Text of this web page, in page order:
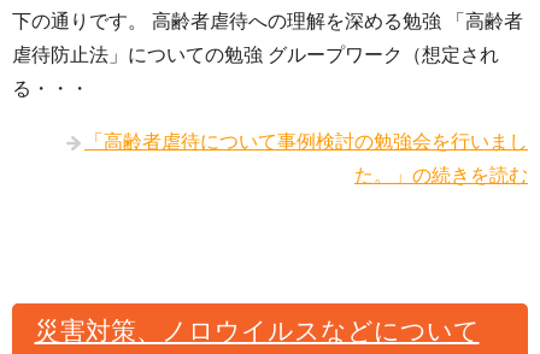
下の通りです。 高齢者虐待への理解を深める勉強 「高齢者
虐待防止法」についての勉強 グループワーク（想定され
る・・・
「高齢者虐待について事例検討の勉強会を行いまし
た。」の続きを読む
災害対策、ノロウイルスなどについて